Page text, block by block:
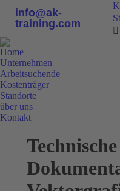
info@ak-
training.com
Home
Unternehmen
Arbeitsuchende
Kostenträger
Standorte
über uns
Kontakt
Technische